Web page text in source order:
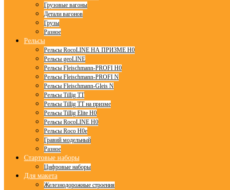
Грузовые вагоны
Детали вагонов
Грузы
Разное
Рельсы
Рельсы RocoLINE НА ПРИЗМЕ H0
Рельсы geoLINE
Рельсы Fleischmann-PROFI H0
Рельсы Fleischmann-PROFI N
Рельсы Fleischmann-Gleis N
Рельсы Tillig TT
Рельсы Tillig TT на призме
Рельсы Tillig Elite H0
Рельсы RocoLINE H0
Рельсы Roco H0e
Гравий модельный
Разное
Стартовые наборы
Цифровые наборы
Для макета
Железнодорожные строения